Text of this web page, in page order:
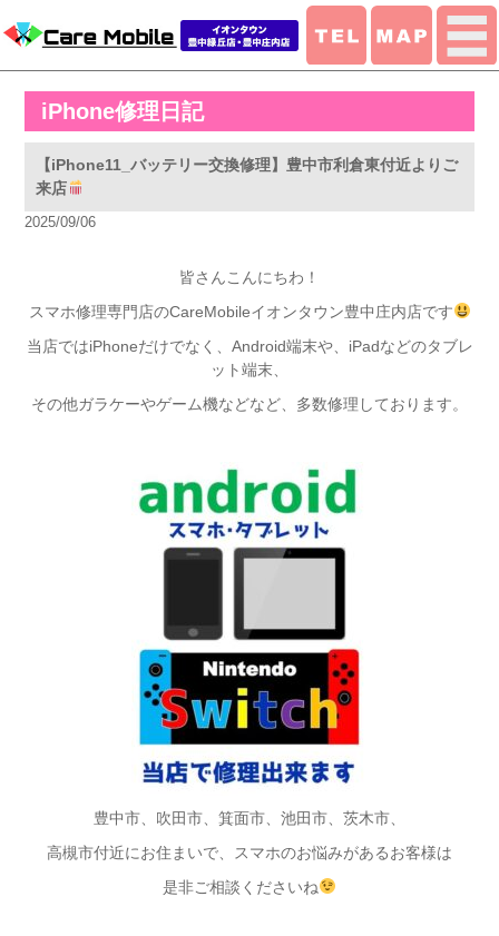
iPhone修理日記
【iPhone11_バッテリー交換修理】豊中市利倉東付近よりご
来店
2025/09/06
皆さんこんにちわ！
スマホ修理専門店のCareMobileイオンタウン豊中庄内店です
当店ではiPhoneだけでなく、Android端末や、iPadなどのタブレ
ット端末、
その他ガラケーやゲーム機などなど、多数修理しております。
豊中市、吹田市、箕面市、池田市、茨木市、
高槻市付近にお住まいで、スマホのお悩みがあるお客様は
是非ご相談くださいね